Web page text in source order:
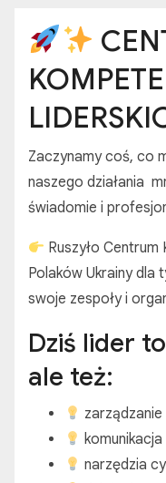
Zaczynamy coś, co
naszego działania
świadomie i
Ruszyło
Polaków Ukrainy dla
swoje zespoły i
Dziś lider
ale też:
zarządzanie
komunikacja
narzędzia